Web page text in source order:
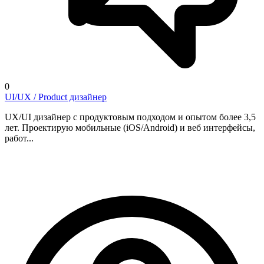
0
UI/UX / Product дизайнер
UX/UI дизайнер с продуктовым подходом и опытом более 3,5
лет. Проектирую мобильные (iOS/Android) и веб интерфейсы,
работ...